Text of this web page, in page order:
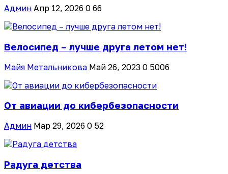
Админ Апр 12, 2026 0 66
Велосипед – лучше друга летом нет!
Майя Метальникова Май 26, 2023 0 5006
От авиации до кибербезопасности
Админ Мар 29, 2026 0 52
Радуга детства